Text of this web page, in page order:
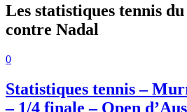
Les statistiques tennis
contre Nadal
0
Statistiques tennis –
– 1/4 finale – Open